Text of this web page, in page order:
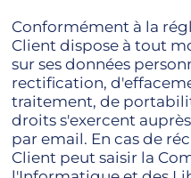
Conformément à la
Client dispose à tout
sur ses données
rectification,
traitement, de
droits s'exercent
par email. En cas de
Client peut saisir la